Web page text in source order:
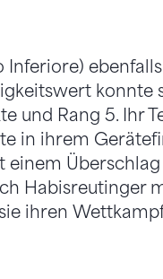
Inferiore)
konnte
und Rang 5. Ihr
in ihrem
einem
Habisreutinger
ihren